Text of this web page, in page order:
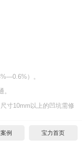
—0.6% ）。
寸10mm 以上的凹坑需修
例 宝力首页